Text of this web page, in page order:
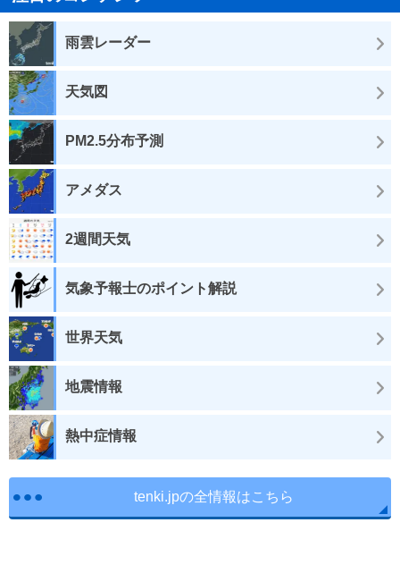
雨雲レーダー
天気図
PM2.5分布予測
アメダス
2週間天気
気象予報士のポイント解説
世界天気
地震情報
熱中症情報
tenki.jpの全情報はこちら